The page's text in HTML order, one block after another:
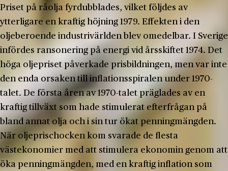
Priset på råolja fyrdubblades, vilket följdes av
ytterligare en kraftig höjning 1979. Effekten i den
oljeberoende industrivärlden blev omedelbar. I Sverige
infördes ransonering på energi vid årsskiftet 1974. Det
höga oljepriset påverkade prisbildningen, men var inte
den enda orsaken till inflationsspiralen under 1970-
talet. De första åren av 1970-talet präglades av en
kraftig tillväxt som hade stimulerat efterfrågan på
bland annat olja och i sin tur ökat penningmängden.
När oljeprischocken kom svarade de flesta
västekonomier med att stimulera ekonomin genom att
öka penningmängden, med en kraftig inflation som